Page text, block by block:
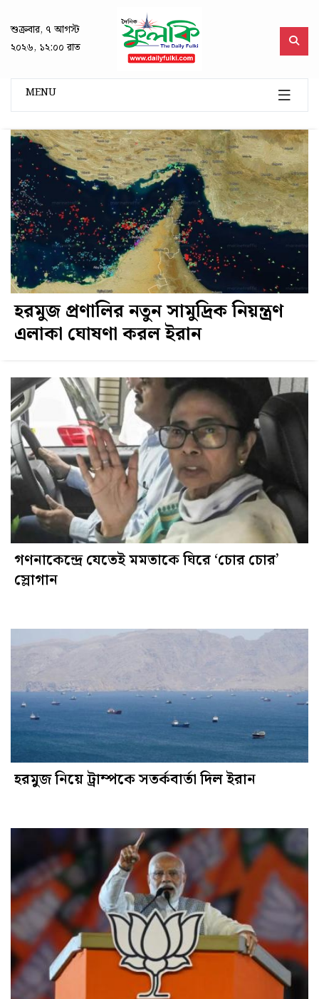
শুক্রবার, ৭ আগস্ট
২০২৬, ১২:০০ রাত
MENU
হরমুজ প্রণালির নতুন সামুদ্রিক নিয়ন্ত্রণ
এলাকা ঘোষণা করল ইরান
গণনাকেন্দ্রে যেতেই মমতাকে ঘিরে ‘চোর চোর’
স্লোগান
হরমুজ নিয়ে ট্রাম্পকে সতর্কবার্তা দিল ইরান